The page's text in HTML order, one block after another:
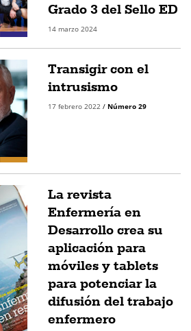
Grado 3 del Sello ED
14 marzo 2024
Transigir con el
intrusismo
17 febrero 2022 / Número 29
La revista
Enfermería en
Desarrollo crea su
aplicación para
móviles y tablets
para potenciar la
difusión del trabajo
enfermero